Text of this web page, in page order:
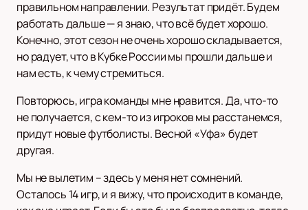
правильном направлении. Результат придёт. Будем
работать дальше — я знаю, что всё будет хорошо.
Конечно, этот сезон не очень хорошо складывается,
но радует, что в Кубке России мы прошли дальше и
нам есть, к чему стремиться.
Повторюсь, игра команды мне нравится. Да, что-то
не получается, с кем-то из игроков мы расстанемся,
придут новые футболисты. Весной «Уфа» будет
другая.
Мы не вылетим – здесь у меня нет сомнений.
Осталось 14 игр, и я вижу, что происходит в команде,